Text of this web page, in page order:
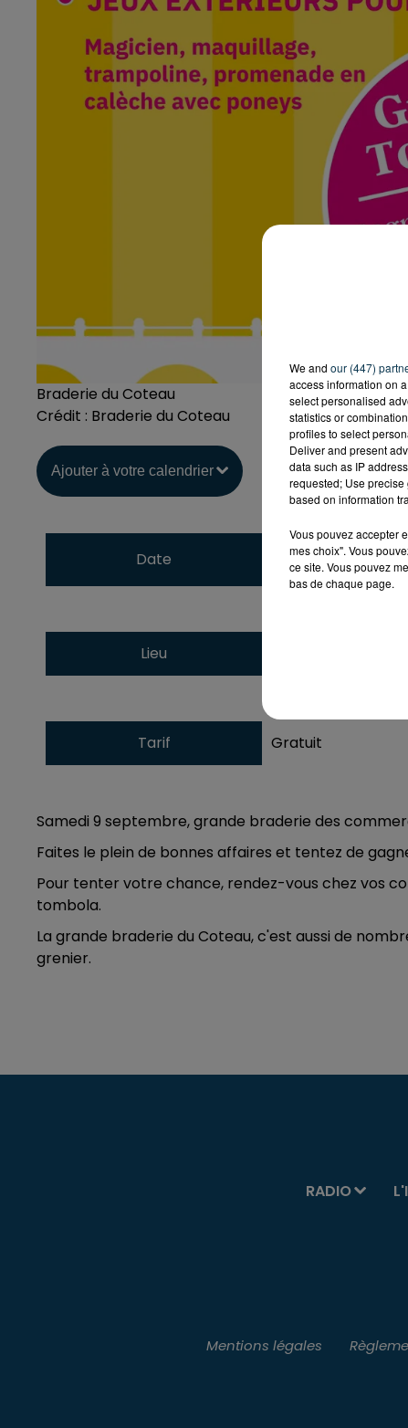
Braderie du Coteau
Crédit : Braderie du Coteau
Ajouter à votre calendrier
Date
du9 septembre
au9 septembre
Lieu
Tarif Gratuit
Samedi 9 septembre, grande braderie des
Faites le plein de bonnes affaires et tentez de
Pour tenter votre chance, rendez-vous chez vos
tombola.
La grande braderie du Coteau, c'est aussi de
grenier.
RADIO
Mentions légales
We and our (447)
access information on
select personalised
statistics or
profiles to select
Deliver and present
data such as IP
requested; Use
based on information
Vous pouvez accepter
mes choix". Vous
ce site. Vous pouvez
bas de chaque page.